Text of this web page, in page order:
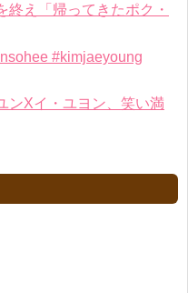
え「帰ってきたポク・
#kimjaeyoung
ンXイ・ユヨン、笑い満